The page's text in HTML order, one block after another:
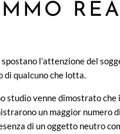
l’attenzione del
di qualcuno che lotta.
studio venne dimostrato
un maggior numero
di un oggetto neutro